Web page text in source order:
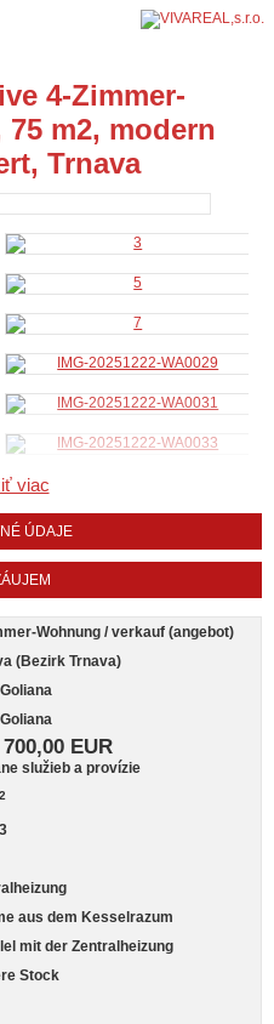
4-Zimmer-
m2, modern
Trnava
viac
ÚDAJE
Wohnung / verkauf (angebot)
(Bezirk Trnava)
700,00 EUR
služieb a provízie
2
aus dem Kesselrazum
mit der Zentralheizung
Stock